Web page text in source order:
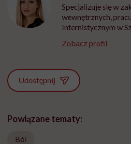
Specjalizuje się w
wewnętrznych,
Internistycznym w
Zobacz profil
Udostępnij
Powiązane tematy:
Ból